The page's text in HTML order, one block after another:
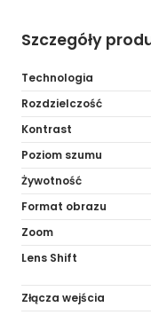
Szczegóły
Technologia
Rozdzielczość
Kontrast
Poziom szumu
Żywotność
Format obrazu
Zoom
Lens Shift
Złącza wejścia